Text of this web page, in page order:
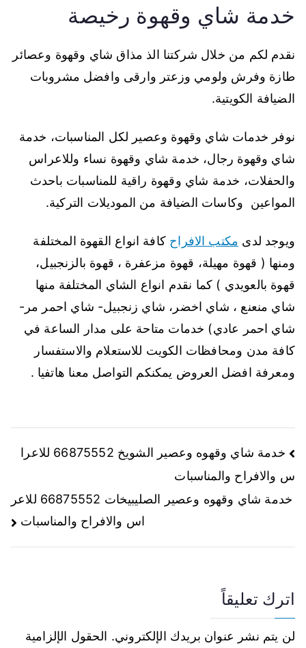
خدمة شاي وقهوة رخيصة
نقدم لكم من خلال شركتنا الذ مذاق شاي وقهوة وعصائر
طازة وفرش ولومي وزعتر وارقى وافضل مشروبات
الضيافة الكويتية.
نوفر خدمات شاي وقهوة وعصير لكل المناسبات، خدمة
شاي وقهوة رجال، خدمة شاي وقهوة نساء وللاعراس
والحفلات، خدمة شاي وقهوة راقية للمناسبات باحدث
المواعين وكاسات الضيافة من الموديلات التركية.
ويوجد لدى مكتب الافراح كافة انواع القهوة المختلفة
ومنها ( قهوة مهيلة، قهوة مزعفرة ، قهوة بالزنجبيل،
قهوة بالعويدي ) كما نقدم انواع الشاي المختلفة منها
شاي منعنع ، شاي اخضر، شاي زنجبيل- شاي احمر مر-
شاي احمر عادي) خدمات متاحة على مدار الساعة في
كافة مدن ومحافظات الكويت للاستعلام والاستفسار
ومعرفة افضل العروض يمكنكم التواصل معنا هاتفيا .
خدمة شاي وقهوه وعصير الشويخ 66875552 للاعرا
س والافراح والمناسبات
خدمة شاي وقهوه وعصير الصليبيخات 66875552 للاعر
اس والافراح والمناسبات
اترك تعليقاً
لن يتم نشر عنوان بريدك الإلكتروني. الحقول الإلزامية